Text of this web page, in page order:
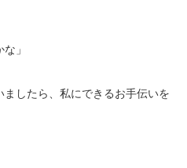
」
したら、私にできるお手伝いを